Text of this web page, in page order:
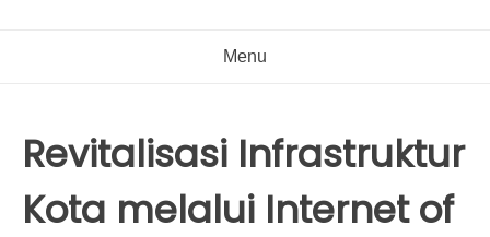
Menu
Revitalisasi Infrastruktur
Kota melalui Internet of